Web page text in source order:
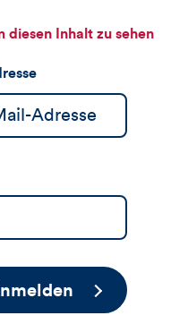
sehen
diesen Inhalt zu sehen